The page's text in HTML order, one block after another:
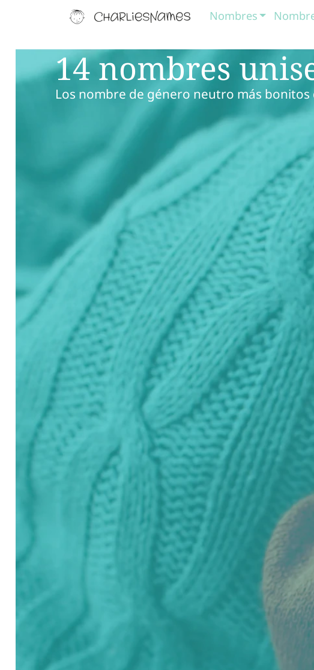
Nombres
14 nombres
Los nombre de género neutro más bonitos